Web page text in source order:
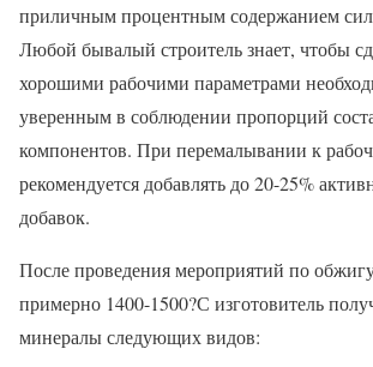
приличным процентным содержанием
Любой бывалый строитель знает, чтобы
хорошими рабочими параметрами
уверенным в соблюдении пропорций
компонентов. При перемалывании к
рекомендуется добавлять до 20-25%
добавок.
После проведения мероприятий по
примерно 1400-1500?С изготовитель
минералы следующих видов: